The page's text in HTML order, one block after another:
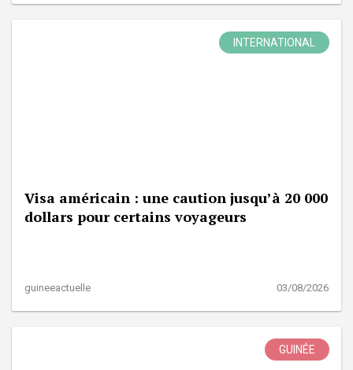
INTERNATIONAL
Visa américain : une caution jusqu’à 20 000
dollars pour certains voyageurs
guineeactuelle 03/08/2026
GUINÉE